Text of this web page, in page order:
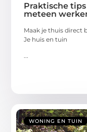
Praktische
meteen
Maak je thuis direct
Je huis en tuin
...
WONING EN TUIN